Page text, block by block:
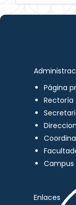
Página
Rectoría
Campus
Enlaces